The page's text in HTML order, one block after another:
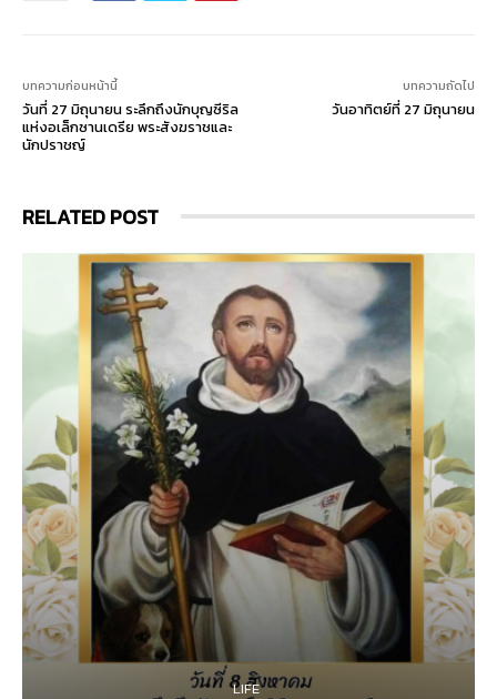
บทความก่อนหน้านี้
วันที่ 27 มิถุนายน ระลึกถึงนักบุญซีริล
แห่งอเล็กซานเดรีย พระสังฆราชและ
นักปราชญ์
บทความถัดไป
วันอาทิตย์ที่ 27 มิถุนายน
RELATED POST
LIFE